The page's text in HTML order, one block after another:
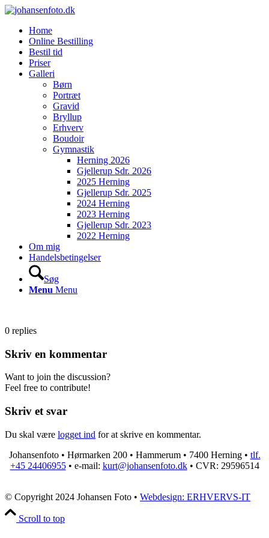
Home
Online Bestilling
Bestil tid
Priser
Galleri
Børn
Portræt
Gravid
Bryllup
Erhverv
Boudoir
Gymnastik
Herning 2026
Gjellerup Sdr. 2026
2025 Herning
Gjellerup Sdr. 2025
2024 Herning
2023 Herning
Gjellerup Sdr. 2023
2022 Herning
Om mig
Handelsbetingelser
Søg
Menu Menu
0 replies
Skriv en kommentar
Want to join the discussion?
Feel free to contribute!
Skriv et svar
Du skal være logget ind for at skrive en kommentar.
Johansenfoto • Hørmarken 200 • Hammerum • 7400 Herning • tlf.
+45 24406955• e-mail: kurt@johansenfoto.dk• CVR: 29596514
© Copyright 2024 Johansen Foto • Webdesign: ERHVERVS-IT
Scroll to top